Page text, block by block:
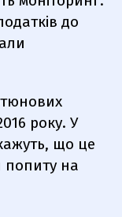
до
року. У
що це
попиту на